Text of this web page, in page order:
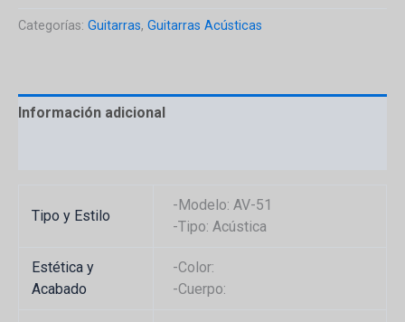
Categorías: Guitarras, Guitarras Acústicas
Información adicional
Tipo y Estilo
-Modelo: AV-51
-Tipo: Acústica
Estética y
Acabado
-Color:
-Cuerpo: